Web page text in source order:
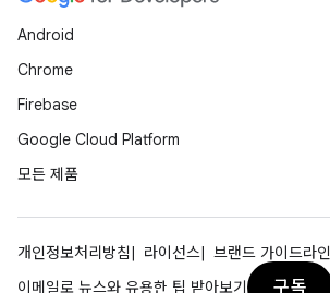
Android
Chrome
Firebase
Google Cloud Platform
모든 제품
개인정보처리방침 라이선스 브랜드 가이드라인
이메일로 뉴스와 유용한 팁 받아보기
구독